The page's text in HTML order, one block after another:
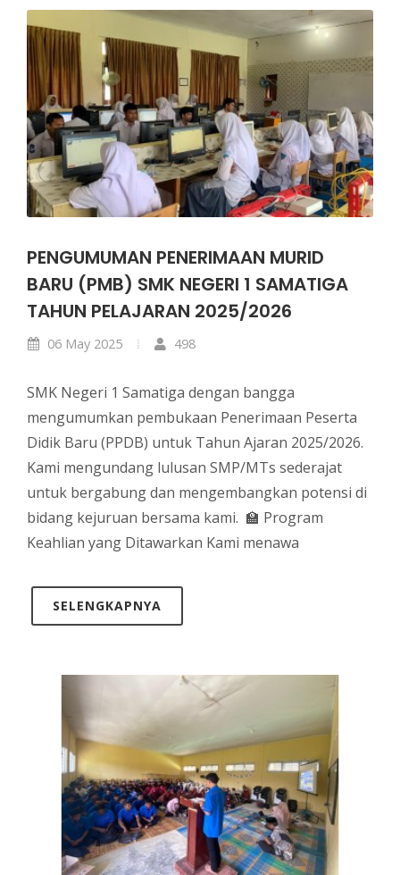
PENGUMUMAN PENERIMAAN MURID
BARU (PMB) SMK NEGERI 1 SAMATIGA
TAHUN PELAJARAN 2025/2026
06 May 2025 498
SMK Negeri 1 Samatiga dengan bangga
mengumumkan pembukaan Penerimaan Peserta
Didik Baru (PPDB) untuk Tahun Ajaran 2025/2026.
Kami mengundang lulusan SMP/MTs sederajat
untuk bergabung dan mengembangkan potensi di
bidang kejuruan bersama kami. 🏫 Program
Keahlian yang Ditawarkan Kami menawa
SELENGKAPNYA